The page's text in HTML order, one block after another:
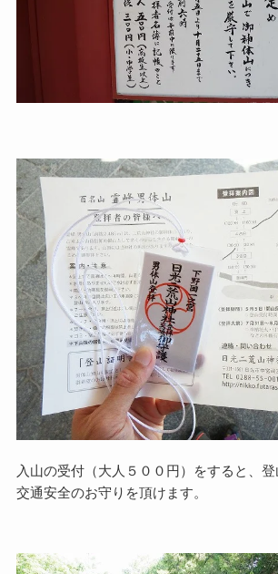
入山の受付（大人５００円）をすると、
交通安全のお守りを頂けます。